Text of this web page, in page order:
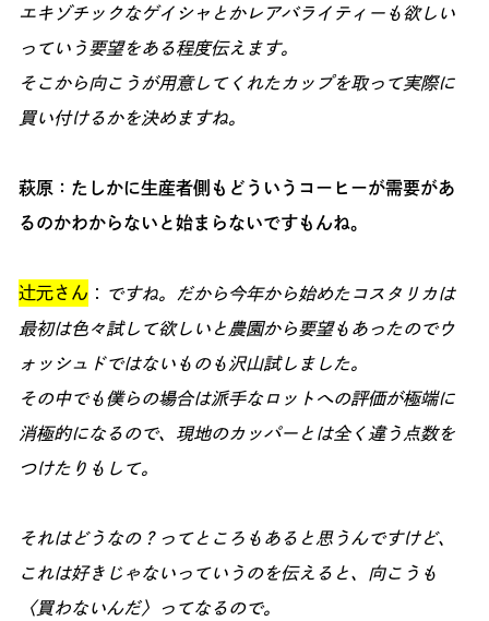
エキゾチックなゲイシャとかレアバライティーも欲しい
っていう要望をある程度伝えます。
そこから向こうが用意してくれたカップを取って実際に
買い付けるかを決めますね。
萩原：たしかに生産者側もどういうコーヒーが需要があ
るのかわからないと始まらないですもんね。
辻元さん ： ですね。だから今年から始めたコスタリカは
最初は色々試して欲しいと農園から要望もあったのでウ
ォッシュドではないものも沢山試しました。
その中でも僕らの場合は派手なロットへの評価が極端に
消極的になるので、現地のカッパーとは全く違う点数を
つけたりもして。
それはどうなの？ってところもあると思うんですけど、
これは好きじゃないっていうのを伝えると、向こうも
〈買わないんだ〉ってなるので。